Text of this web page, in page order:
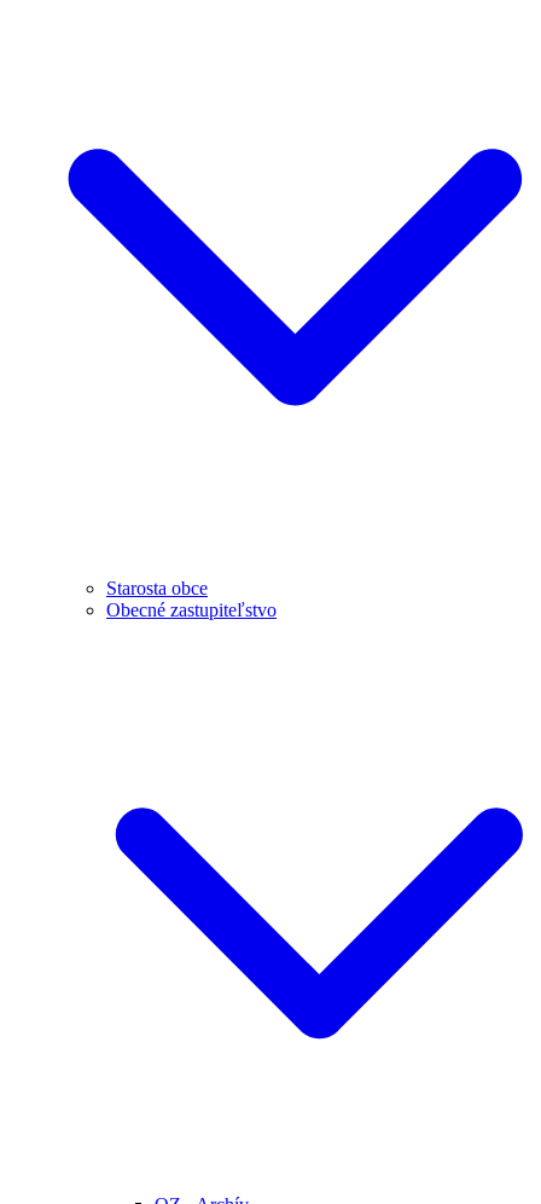
Starosta obce
Obecné zastupiteľstvo